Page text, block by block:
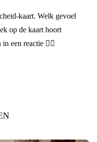
kaart. Welk gevoel
op de kaart hoort
een reactie 👇🏼